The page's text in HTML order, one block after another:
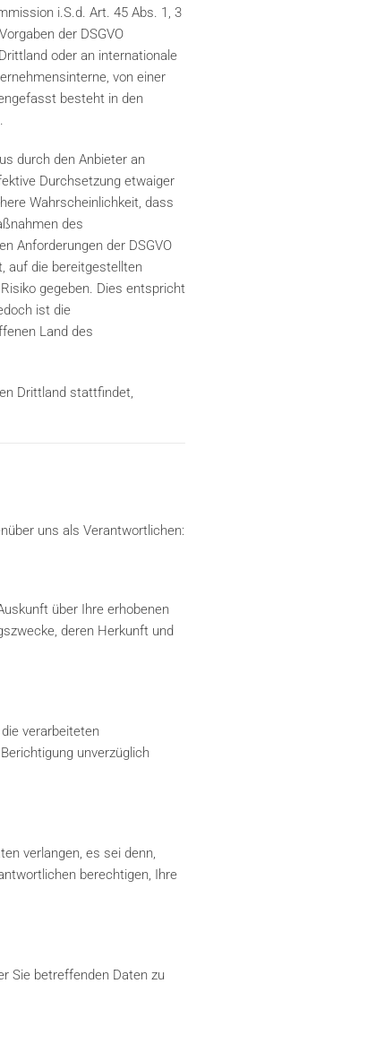
i.S.d. Art. 45 Abs. 1, 3
der DSGVO
oder an internationale
von einer
besteht in den
durch den Anbieter an
Durchsetzung etwaiger
Wahrscheinlichkeit, dass
des
Anforderungen der DSGVO
auf die bereitgestellten
gegeben. Dies entspricht
ist die
Land des
Drittland stattfindet,
uns als Verantwortlichen:
über Ihre erhobenen
deren Herkunft und
verarbeiteten
unverzüglich
verlangen, es sei denn,
berechtigen, Ihre
Sie betreffenden Daten zu